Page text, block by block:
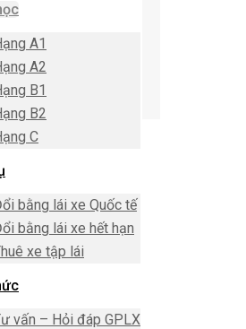
A1
A2
B1
B2
C
bằng lái xe Quốc tế
bằng lái xe hết hạn
xe tập lái
vấn – Hỏi đáp GPLX